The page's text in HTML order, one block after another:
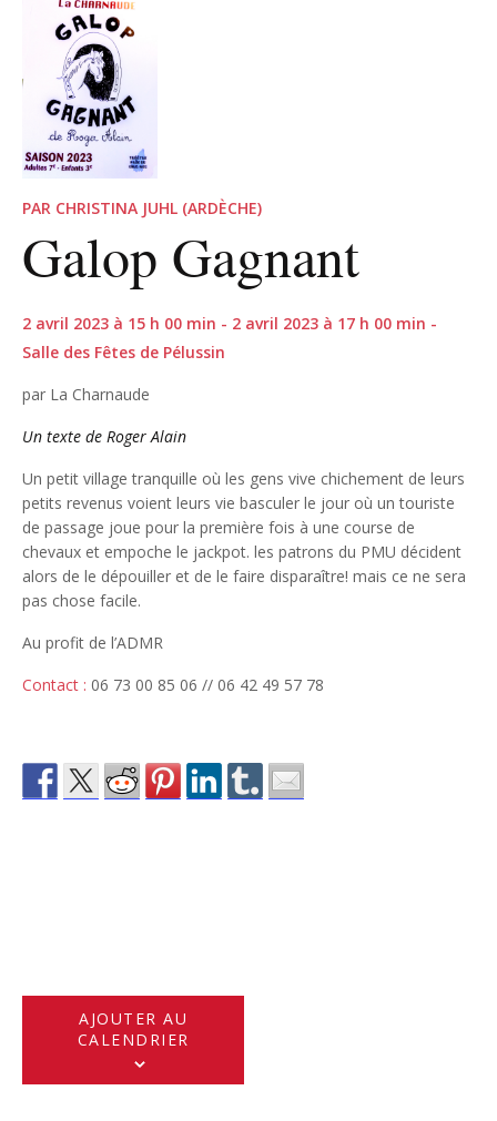
PAR CHRISTINA JUHL (ARDÈCHE)
Galop Gagnant
2 avril 2023 à 15 h 00 min - 2 avril 2023 à 17 h 00 min -
Salle des Fêtes de Pélussin
par La Charnaude
Un texte de Roger Alain
Un petit village tranquille où les gens vive chichement de leurs
petits revenus voient leurs vie basculer le jour où un touriste
de passage joue pour la première fois à une course de
chevaux et empoche le jackpot. les patrons du PMU décident
alors de le dépouiller et de le faire disparaître! mais ce ne sera
pas chose facile.
Au profit de l’ADMR
Contact : 06 73 00 85 06 // 06 42 49 57 78
AJOUTER AU
CALENDRIER